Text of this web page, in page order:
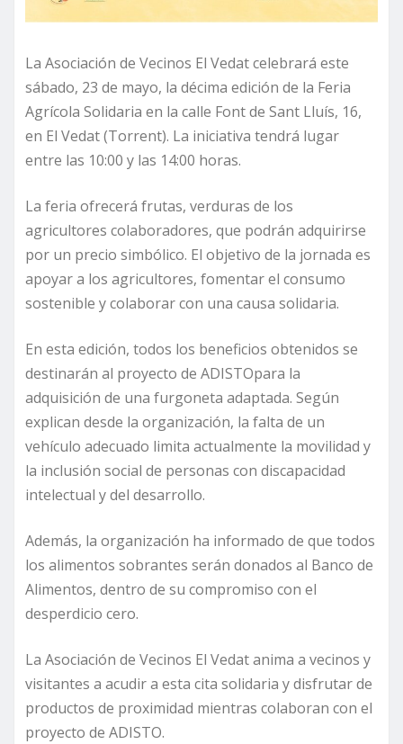
La Asociación de Vecinos El Vedat celebrará este
sábado, 23 de mayo, la décima edición de la Feria
Agrícola Solidaria en la calle Font de Sant Lluís, 16,
en El Vedat (Torrent). La iniciativa tendrá lugar
entre las 10:00 y las 14:00 horas.
La feria ofrecerá frutas, verduras de los
agricultores colaboradores, que podrán adquirirse
por un precio simbólico. El objetivo de la jornada es
apoyar a los agricultores, fomentar el consumo
sostenible y colaborar con una causa solidaria.
En esta edición, todos los beneficios obtenidos se
destinarán al proyecto de ADISTOpara la
adquisición de una furgoneta adaptada. Según
explican desde la organización, la falta de un
vehículo adecuado limita actualmente la movilidad y
la inclusión social de personas con discapacidad
intelectual y del desarrollo.
Además, la organización ha informado de que todos
los alimentos sobrantes serán donados al Banco de
Alimentos, dentro de su compromiso con el
desperdicio cero.
La Asociación de Vecinos El Vedat anima a vecinos y
visitantes a acudir a esta cita solidaria y disfrutar de
productos de proximidad mientras colaboran con el
proyecto de ADISTO.